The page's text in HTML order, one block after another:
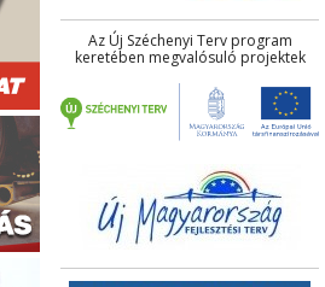
Az Új Széchenyi Terv program
keretében megvalósuló projektek